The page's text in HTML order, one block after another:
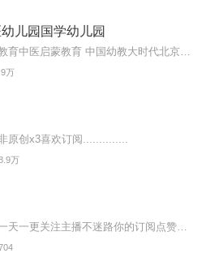
儿园国学幼儿园
万
原创x3喜欢订阅..............
万